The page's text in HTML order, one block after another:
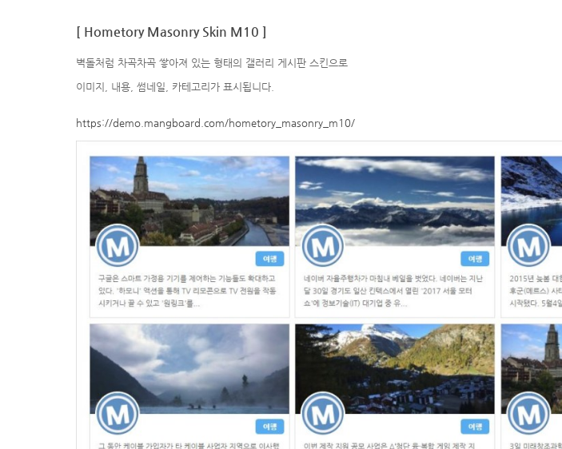
[ Hometory Masonry Skin M10 ]
벽돌처럼 차곡차곡 쌓아져 있는 형태의 갤러리 게시판 스킨으로
이미지, 내용, 썸네일, 카테고리가 표시됩니다.
https://demo.mangboard.com/hometory_masonry_m10/